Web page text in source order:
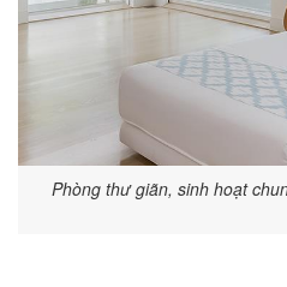
Phòng thư giãn, sinh hoạt